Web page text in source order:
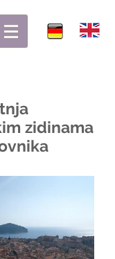
zidinama